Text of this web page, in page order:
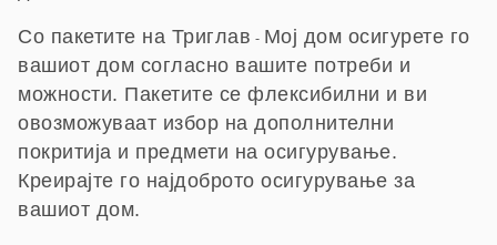
Со пакетите на Триглав - Мој дом осигурете го
вашиот дом согласно вашите потреби и
можности. Пакетите се флексибилни и ви
овозможуваат избор на дополнителни
покритија и предмети на осигурување.
Креирајте го најдоброто осигурување за
вашиот дом.